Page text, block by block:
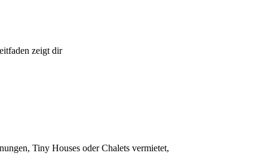
zeigt dir
Tiny Houses oder Chalets vermietet,